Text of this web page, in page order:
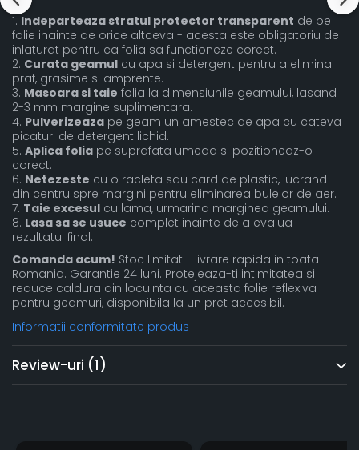
1. Indeparteaza stratul protector transparent de pe
folie inainte de orice altceva - acesta este obligatoriu de
inlaturat pentru ca folia sa functioneze corect.
2. Curata geamul cu apa si detergent pentru a elimina
praf, grasime si amprente.
3. Masoara si taie folia la dimensiunile geamului, lasand
2-3 mm margine suplimentara.
4. Pulverizeaza pe geam un amestec de apa cu cateva
picaturi de detergent lichid.
5. Aplica folia pe suprafata umeda si pozitioneaz-o
corect.
6. Netezeste cu o racleta sau card de plastic, lucrand
din centru spre margini pentru eliminarea bulelor de aer.
7. Taie excesul cu lama, urmarind marginea geamului.
8. Lasa sa se usuce complet inainte de a evalua
rezultatul final.
Comanda acum! Stoc limitat - livrare rapida in toata
Romania. Garantie 24 luni. Protejeaza-ti intimitatea si
reduce caldura din locuinta cu aceasta folie reflexiva
pentru geamuri, disponibila la un pret accesibil.
Informatii conformitate produs
Review-uri (1)